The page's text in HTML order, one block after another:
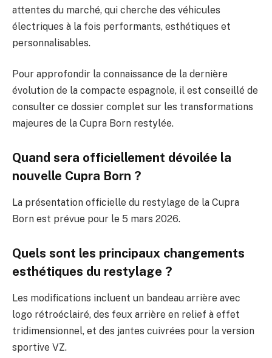
attentes du marché, qui cherche des véhicules
électriques à la fois performants, esthétiques et
personnalisables.
Pour approfondir la connaissance de la dernière
évolution de la compacte espagnole, il est conseillé de
consulter ce dossier complet sur les transformations
majeures de la Cupra Born restylée.
Quand sera officiellement dévoilée la
nouvelle Cupra Born ?
La présentation officielle du restylage de la Cupra
Born est prévue pour le 5 mars 2026.
Quels sont les principaux changements
esthétiques du restylage ?
Les modifications incluent un bandeau arrière avec
logo rétroéclairé, des feux arrière en relief à effet
tridimensionnel, et des jantes cuivrées pour la version
sportive VZ.